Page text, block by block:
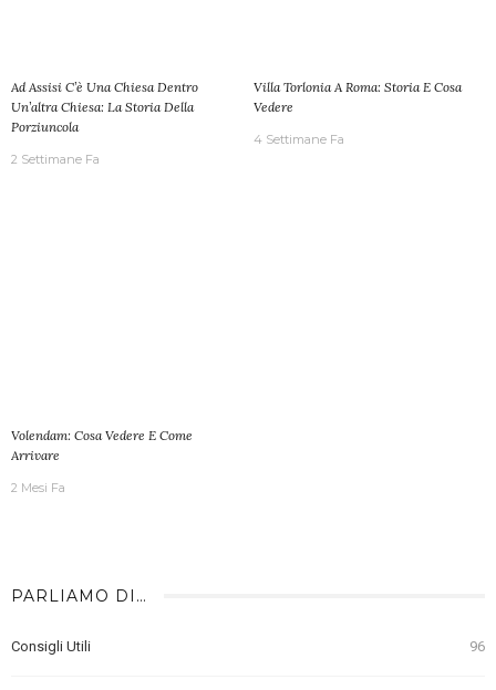
Ad Assisi C’è Una Chiesa Dentro
Un’altra Chiesa: La Storia Della
Porziuncola
2 Settimane Fa
Villa Torlonia A Roma: Storia E Cosa
Vedere
4 Settimane Fa
Volendam: Cosa Vedere E Come
Arrivare
2 Mesi Fa
PARLIAMO DI…
Consigli Utili 96